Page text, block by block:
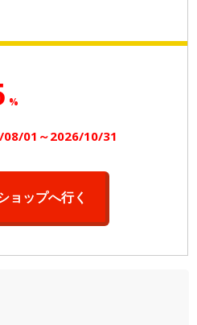
%
08/01～2026/10/31
ョップへ行く